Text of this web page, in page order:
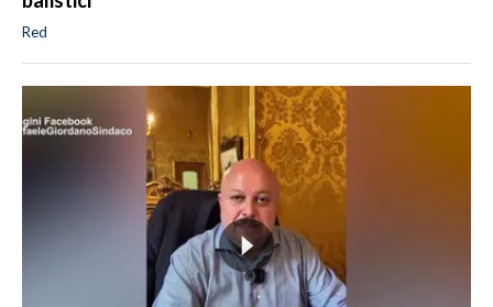
Red